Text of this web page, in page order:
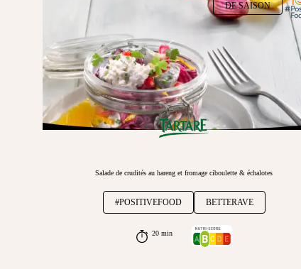
DE SAISON
Salade de crudités au hareng et fromage ciboulette & échalotes
#POSITIVEFOOD BETTERAVE
20 min